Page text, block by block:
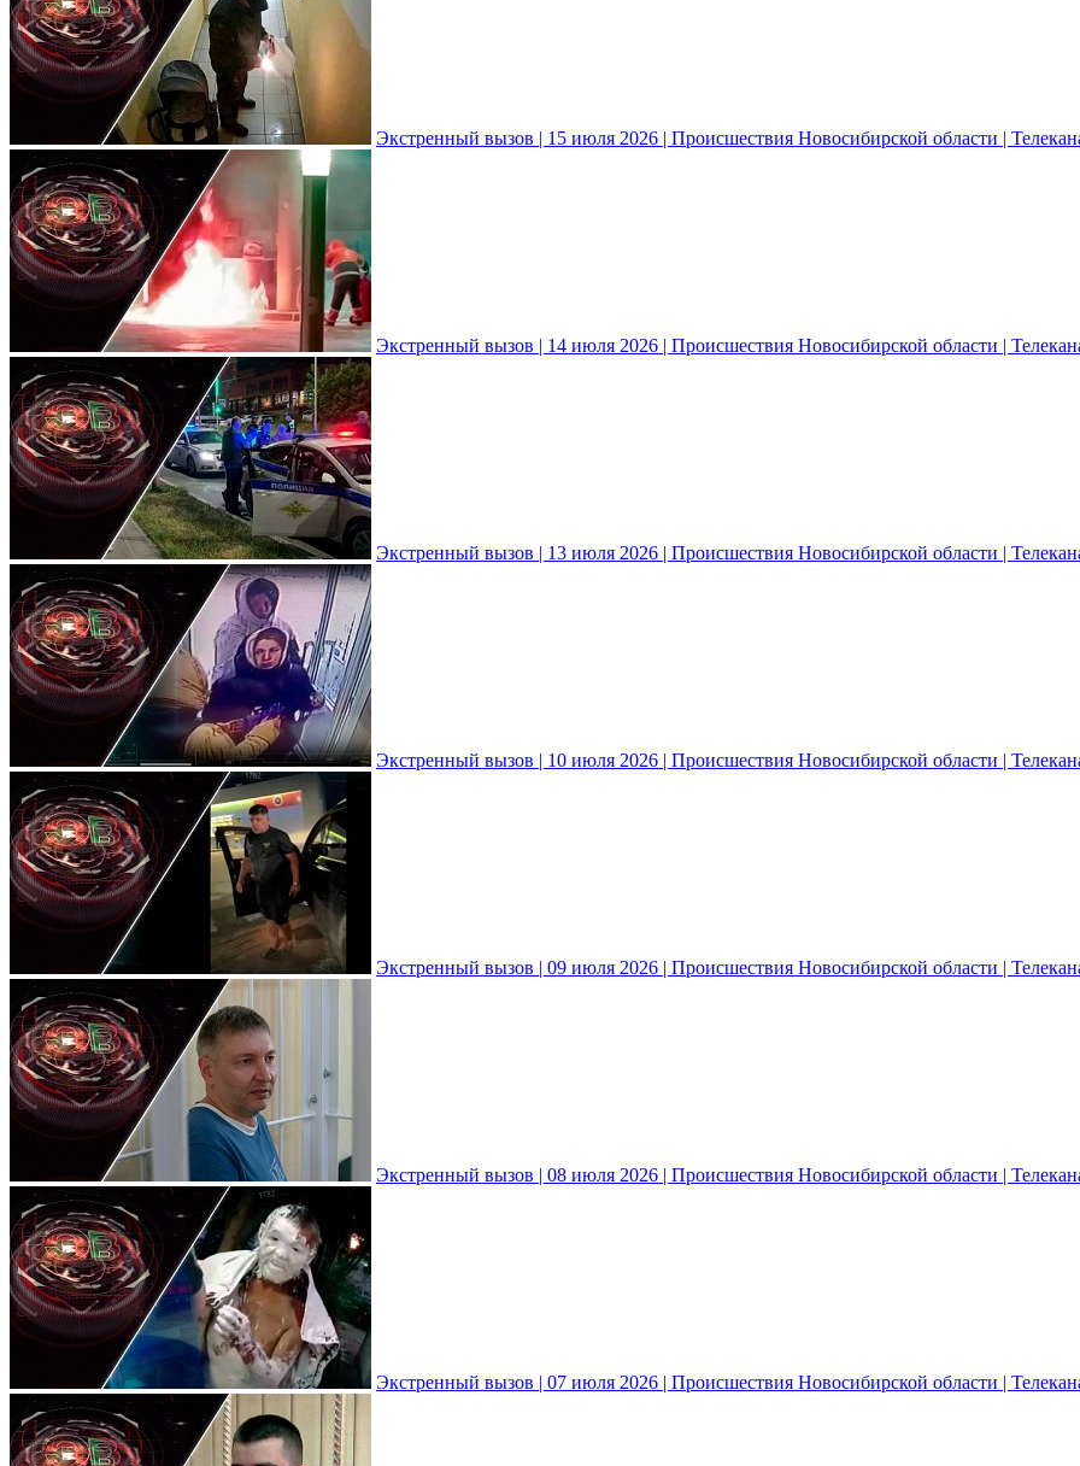
Экстренный вызов | 15 июля 2026 | Происшествия Новосибирской области |
Экстренный вызов | 14 июля 2026 | Происшествия Новосибирской области |
Экстренный вызов | 13 июля 2026 | Происшествия Новосибирской области |
Экстренный вызов | 10 июля 2026 | Происшествия Новосибирской области |
Экстренный вызов | 09 июля 2026 | Происшествия Новосибирской области |
Экстренный вызов | 08 июля 2026 | Происшествия Новосибирской области |
Экстренный вызов | 07 июля 2026 | Происшествия Новосибирской области |